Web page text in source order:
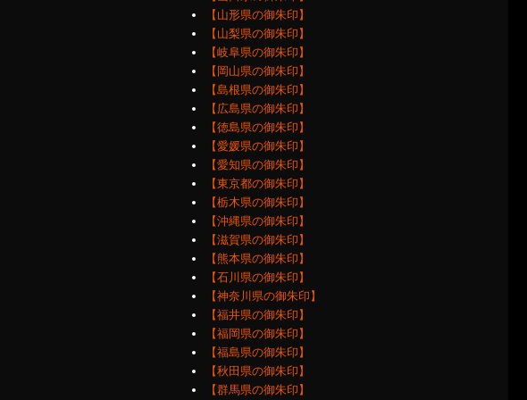
【山形県の御朱印】
【山梨県の御朱印】
【岐阜県の御朱印】
【岡山県の御朱印】
【島根県の御朱印】
【広島県の御朱印】
【徳島県の御朱印】
【愛媛県の御朱印】
【愛知県の御朱印】
【東京都の御朱印】
【栃木県の御朱印】
【沖縄県の御朱印】
【滋賀県の御朱印】
【熊本県の御朱印】
【石川県の御朱印】
【神奈川県の御朱印】
【福井県の御朱印】
【福岡県の御朱印】
【福島県の御朱印】
【秋田県の御朱印】
【群馬県の御朱印】